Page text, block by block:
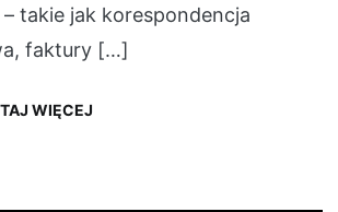
takie jak korespondencja
faktury […]
WIĘCEJ